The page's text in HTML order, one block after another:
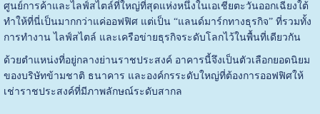
ศูนย์การค้าและไลฟ์สไตล์ที่ใหญ่ที่สุดแห่งหนึ่งในเอเชียตะวันออกเฉียงใต้
ทำให้ที่นี่เป็นมากกว่าแค่ออฟฟิศ แต่เป็น “แลนด์มาร์กทางธุรกิจ” ที่รวมทั้ง
การทำงาน ไลฟ์สไตล์ และเครือข่ายธุรกิจระดับโลกไว้ในพื้นที่เดียวกัน
ด้วยตำแหน่งที่อยู่กลางย่านราชประสงค์ อาคารนี้จึงเป็นตัวเลือกยอดนิยม
ของบริษัทข้ามชาติ ธนาคาร และองค์กรระดับใหญ่ที่ต้องการออฟฟิศให้
เช่าราชประสงค์ที่มีภาพลักษณ์ระดับสากล